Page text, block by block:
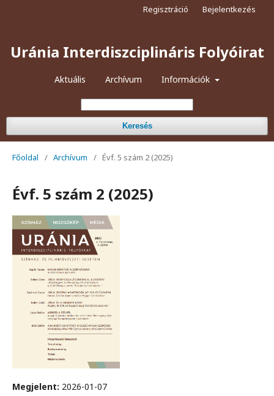
Uránia Interdiszciplináris Folyóirat
Aktuális Archívum Információk
Keresés
Regisztráció Bejelentkezés
Főoldal / Archívum / Évf. 5 szám 2 (2025)
Évf. 5 szám 2 (2025)
Megjelent: 2026-01-07